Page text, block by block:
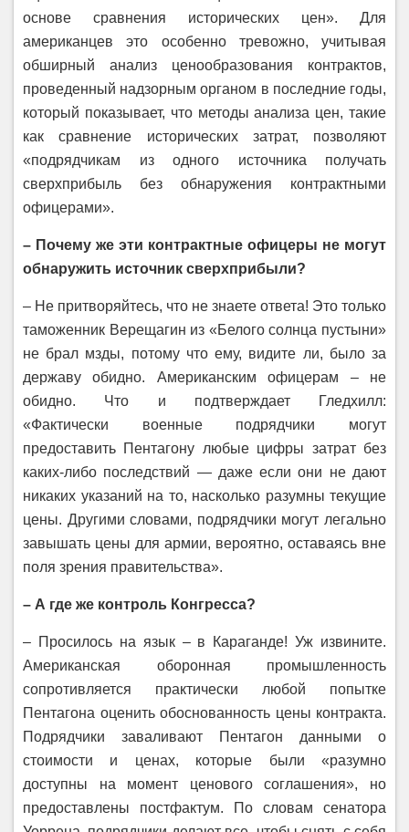
основе сравнения исторических цен». Для
американцев это особенно тревожно, учитывая
обширный анализ ценообразования контрактов,
проведенный надзорным органом в последние годы,
который показывает, что методы анализа цен, такие
как сравнение исторических затрат, позволяют
«подрядчикам из одного источника получать
сверхприбыль без обнаружения контрактными
офицерами».
– Почему же эти контрактные офицеры не могут
обнаружить источник сверхприбыли?
– Не притворяйтесь, что не знаете ответа! Это только
таможенник Верещагин из «Белого солнца пустыни»
не брал мзды, потому что ему, видите ли, было за
державу обидно. Американским офицерам – не
обидно. Что и подтверждает Гледхилл:
«Фактически военные подрядчики могут
предоставить Пентагону любые цифры затрат без
каких-либо последствий — даже если они не дают
никаких указаний на то, насколько разумны текущие
цены. Другими словами, подрядчики могут легально
завышать цены для армии, вероятно, оставаясь вне
поля зрения правительства».
– А где же контроль Конгресса?
– Просилось на язык – в Караганде! Уж извините.
Американская оборонная промышленность
сопротивляется практически любой попытке
Пентагона оценить обоснованность цены контракта.
Подрядчики заваливают Пентагон данными о
стоимости и ценах, которые были «разумно
доступны на момент ценового соглашения», но
предоставлены постфактум. По словам сенатора